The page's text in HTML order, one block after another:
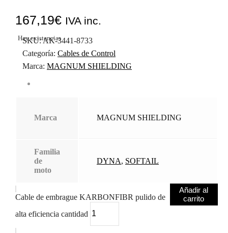
167,19€ IVA inc.
Hay existencias
SKU:AK-3441-8733
Categoría: Cables de Control
Marca: MAGNUM SHIELDING
Marca MAGNUM SHIELDING
Familia
de
moto
DYNA, SOFTAIL
Cable de embrague KARBONFIBR pulido de
alta eficiencia cantidad
Añadir al
carrito